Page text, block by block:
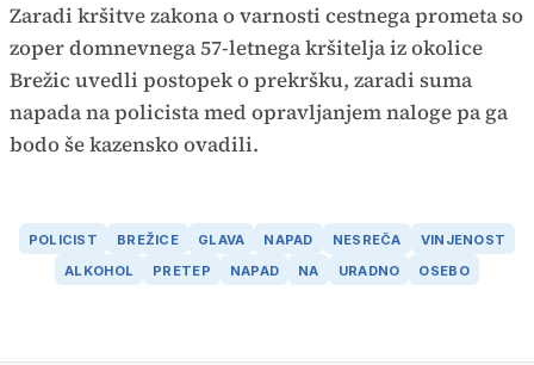
Zaradi kršitve zakona o varnosti cestnega prometa so
zoper domnevnega 57-letnega kršitelja iz okolice
Brežic uvedli postopek o prekršku, zaradi suma
napada na policista med opravljanjem naloge pa ga
bodo še kazensko ovadili.
POLICIST BREŽICE GLAVA NAPAD NESREČA
VINJENOST
ALKOHOL
PRETEP NAPAD NA URADNO OSEBO